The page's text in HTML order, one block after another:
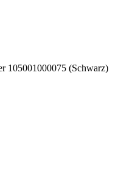
105001000075 (Schwarz)